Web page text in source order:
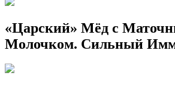
«Царский» Мёд с
Молочком. Сильный